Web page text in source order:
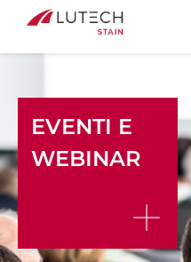
EVENTI E
WEBINAR